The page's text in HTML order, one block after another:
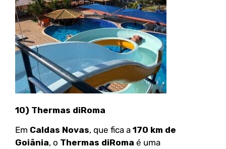
10) Thermas diRoma
Em Caldas Novas, que fica a 170 km de
Goiânia, o Thermas diRoma é uma